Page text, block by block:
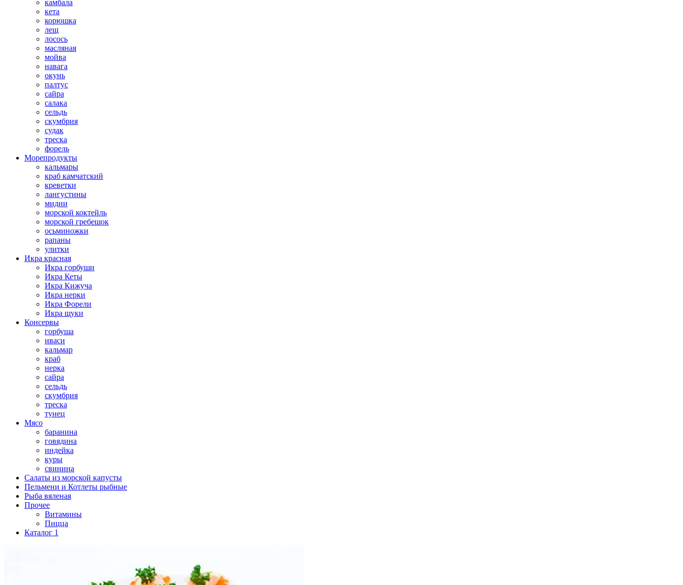
камбала
кета
корюшка
лещ
лосось
масляная
мойва
навага
окунь
палтус
сайра
салака
сельдь
скумбрия
судак
треска
форель
Морепродукты
кальмары
краб камчатский
креветки
лангустины
мидии
морской коктейль
морской гребешок
осьминожки
рапаны
улитки
Икра красная
Икра горбуши
Икра Кеты
Икра Кижуча
Икра нерки
Икра Форели
Икра щуки
Консервы
горбуша
иваси
кальмар
краб
нерка
сайра
сельдь
скумбрия
треска
тунец
Мясо
баранина
говядина
индейка
куры
свинина
Салаты из морской капусты
Пельмени и Котлеты рыбные
Рыба вяленая
Прочее
Витамины
Пицца
Каталог 1